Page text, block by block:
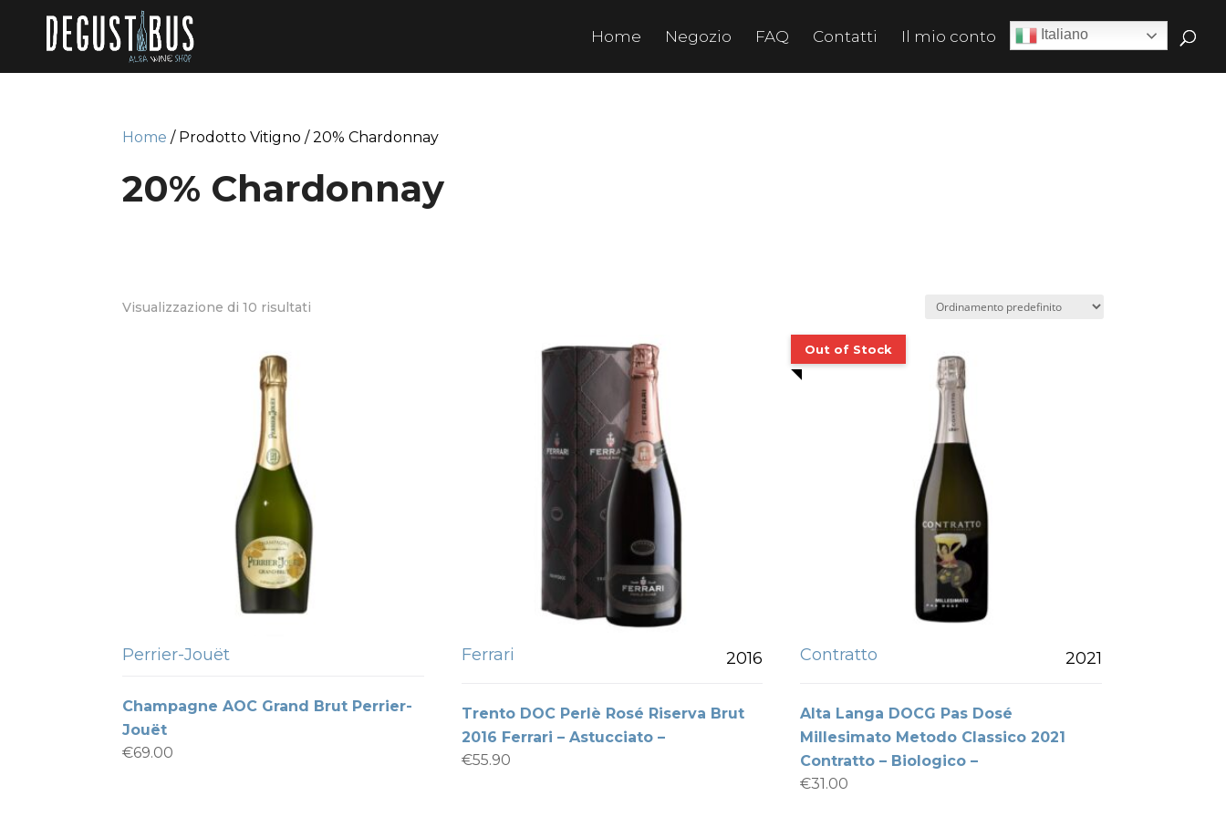
Home Negozio FAQ Contatti Il mio conto
Home / Prodotto Vitigno / 20% Chardonnay
20% Chardonnay
Visualizzazione di 10 risultati
Perrier-Jouët
Champagne AOC Grand Brut Perrier-
Jouët
€69.00
Ferrari 2016
Trento DOC Perlè Rosé Riserva Brut
2016 Ferrari – Astucciato –
€55.90
Contratto 2021
Alta Langa DOCG Pas Dosé
Millesimato Metodo Classico 2021
Contratto – Biologico –
€31.00
Italiano